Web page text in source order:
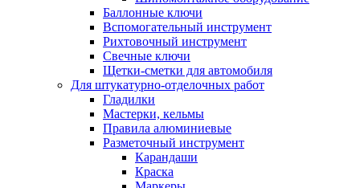
Баллонные ключи
Вспомогательный инструмент
Рихтовочный инструмент
Свечные ключи
Щетки-сметки для автомобиля
Для штукатурно-отделочных работ
Гладилки
Мастерки, кельмы
Правила алюминиевые
Разметочный инструмент
Карандаши
Краска